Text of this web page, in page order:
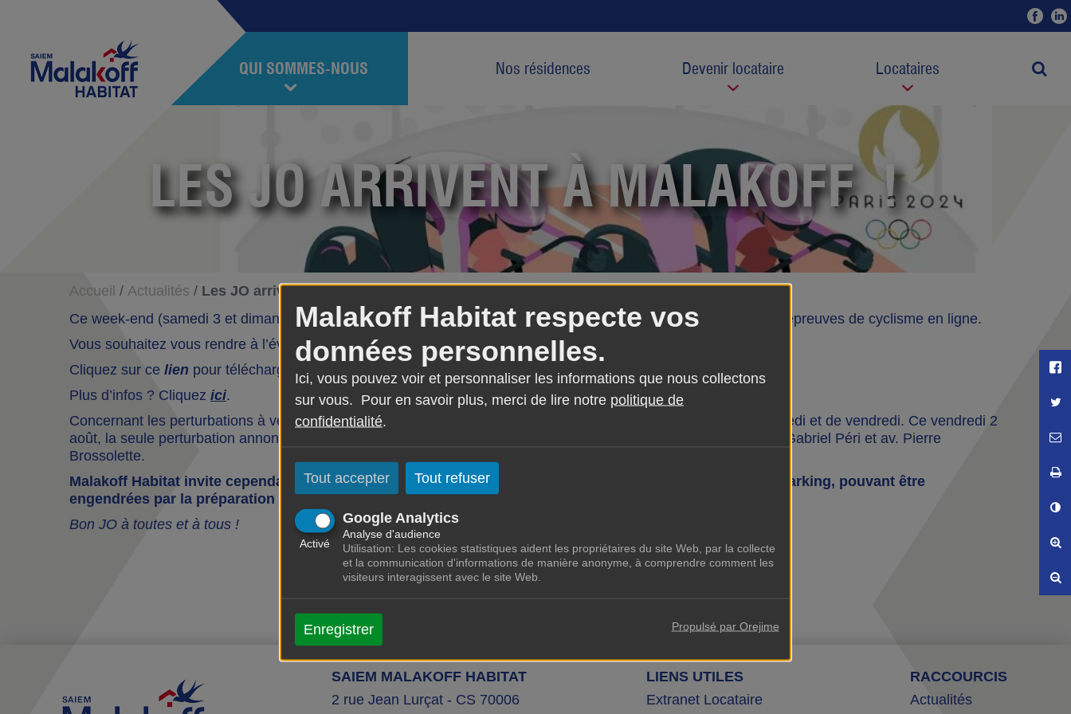
Malakoff Habitat respecte vos
données personnelles.
Ici, vous pouvez voir et personnaliser les informations que nous collectons
sur vous. Pour en savoir plus, merci de lire notre politique de
confidentialité.
Tout accepter Tout refuser
Google Analytics
Activé
Analyse d'audience
Utilisation: Les cookies statistiques aident les propriétaires du site Web, par la collecte
et la communication d'informations de manière anonyme, à comprendre comment les
visiteurs interagissent avec le site Web.
Enregistrer Propulsé par Orejime
Malakoff Habitat
QUI SOMMES-NOUS Nos résidences Devenir locataire
Locataires
LES JO ARRIVENT À MALAKOFF !
Accueil Actualités
Les JO arrivent à Malakoff !
Ce week-end (samedi 3 et dimanche 4 août), les Jeux Olympiques de Paris 2024 passent par Malakoff, avec les épreuves de cyclisme en ligne.
Vous souhaitez vous rendre à l’évènement ?
Cliquez sur ce lien pour télécharger un document contenant les modalités d’accès et les perturbations à prévoir.
Plus d’infos ? Cliquez ici.
Concernant les perturbations à venir, elles sont annoncées comme essentiellement limitées aux journées de samedi et de vendredi. Ce vendredi 2
août, la seule perturbation annoncée est une impossibilité de stationner le long du parcours des courses, soit Bd Gabriel Péri et av. Pierre
Brossolette.
Malakoff Habitat invite cependant les locataires à être attentifs aux éventuelles difficultés d’accès à leur parking, pouvant être
engendrées par la préparation du parcours de l’épreuve, dès le vendredi 2 août.
Bon JO à toutes et à tous !
SAIEM MALAKOFF HABITAT
2 rue Jean Lurçat - CS 70006
LIENS UTILES
Extranet Locataire
RACCOURCIS
Actualités